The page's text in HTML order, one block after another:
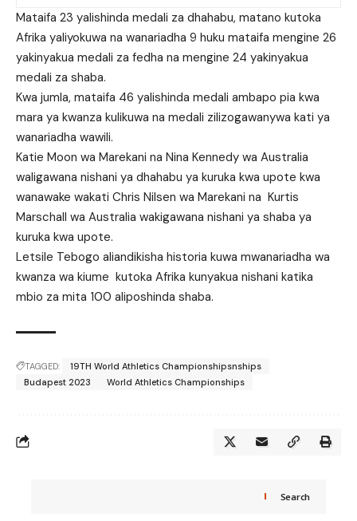
Mataifa 23 yalishinda medali za dhahabu, matano kutoka
Afrika yaliyokuwa na wanariadha 9 huku mataifa mengine 26
yakinyakua medali za fedha na mengine 24 yakinyakua
medali za shaba.
Kwa jumla, mataifa 46 yalishinda medali ambapo pia kwa
mara ya kwanza kulikuwa na medali zilizogawanywa kati ya
wanariadha wawili.
Katie Moon wa Marekani na Nina Kennedy wa Australia
waligawana nishani ya dhahabu ya kuruka kwa upote kwa
wanawake wakati Chris Nilsen wa Marekani na Kurtis
Marschall wa Australia wakigawana nishani ya shaba ya
kuruka kwa upote.
Letsile Tebogo aliandikisha historia kuwa mwanariadha wa
kwanza wa kiume kutoka Afrika kunyakua nishani katika
mbio za mita 100 aliposhinda shaba.
TAGGED:
19TH World Athletics Championshipsnships
Budapest 2023
World Athletics Championships
Search